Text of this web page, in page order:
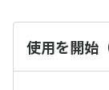
使用を開始